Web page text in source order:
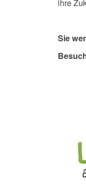
ihre
Sie